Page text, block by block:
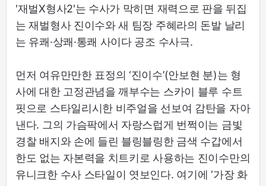
'재벌X형사2'는 수사가 막히면 재력으로 판을 뒤집
는 재벌형사 진이수와 새 팀장 주혜라의 돈발 날리
는 유쾌·상쾌·통쾌 사이다 공조 수사극.
먼저 여유만만한 표정의 ‘진이수’(안보현 분)는 형
사에 대한 고정관념을 깨부수는 스카이 블루 수트
핏으로 스타일리시한 비주얼을 선보여 감탄을 자아
낸다. 그의 가슴팍에서 자랑스럽게 번쩍이는 금빛
경찰 배지와 손에 들린 블링블링한 금색 수갑에서
한도 없는 자본력을 치트키로 사용하는 진이수만의
유니크한 수사 스타일이 엿보인다. 여기에 ‘가장 화